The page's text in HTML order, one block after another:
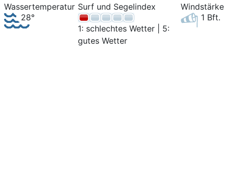
Wassertemperatur
28°
Surf und Segelindex
1: schlechtes Wetter | 5:
gutes Wetter
Windstärke
1 Bft.